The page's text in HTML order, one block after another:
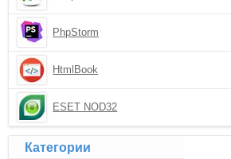
PhpStorm
HtmlBook
ESET NOD32
Категории